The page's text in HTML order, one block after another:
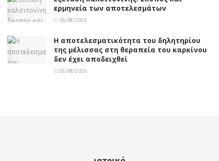
ερμηνεία των αποτελεσμάτων
06/08/2026
Η αποτελεσματικότητα του δηλητηρίου
της μέλισσας στη θεραπεία του καρκίνου
δεν έχει αποδειχθεί
05/08/2026